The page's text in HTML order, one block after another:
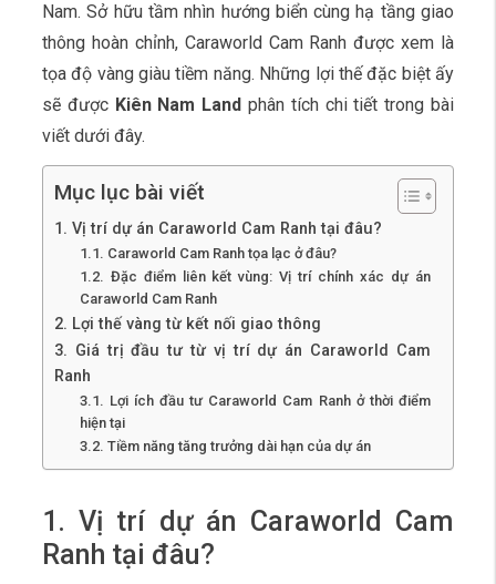
Nam. Sở hữu tầm nhìn hướng biển cùng hạ tầng giao
thông hoàn chỉnh, Caraworld Cam Ranh được xem là
tọa độ vàng giàu tiềm năng. Những lợi thế đặc biệt ấy
sẽ được Kiên Nam Land phân tích chi tiết trong bài
viết dưới đây.
Mục lục bài viết
1. Vị trí dự án Caraworld Cam Ranh tại đâu?
1.1. Caraworld Cam Ranh tọa lạc ở đâu?
1.2. Đặc điểm liên kết vùng: Vị trí chính xác dự án
Caraworld Cam Ranh
2. Lợi thế vàng từ kết nối giao thông
3. Giá trị đầu tư từ vị trí dự án Caraworld Cam
Ranh
3.1. Lợi ích đầu tư Caraworld Cam Ranh ở thời điểm
hiện tại
3.2. Tiềm năng tăng trưởng dài hạn của dự án
1. Vị trí dự án Caraworld Cam
Ranh tại đâu?